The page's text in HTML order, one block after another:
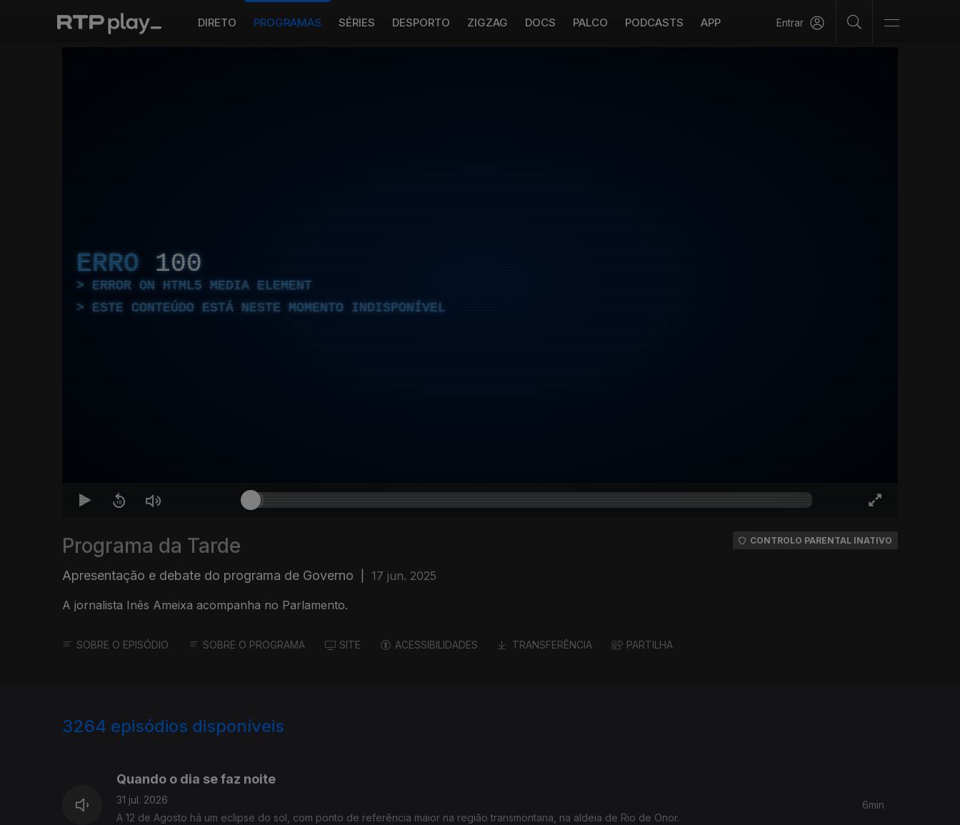
DIRETO PROGRAMAS SÉRIES DESPORTO ZIGZAG DOCS PALCO PODCASTS APP Entrar
ERRO 100
ERROR ON HTML5 MEDIA ELEMENT
ESTE CONTEÚDO ESTÁ NESTE MOMENTO INDISPONÍVEL
Programa da Tarde
Apresentação e debate do programa de Governo 17 jun. 2025
A jornalista Inês Ameixa acompanha no Parlamento.
CONTROLO PARENTAL INATIVO
SOBRE O EPISÓDIO SOBRE O PROGRAMA SITE ACESSIBILIDADES TRANSFERÊNCIA PARTILHA
3264 episódios disponíveis
Quando o dia se faz noite
31 jul. 2026
A 12 de Agosto há um eclipse do sol, com ponto de referência maior na região transmontana, na aldeia de Rio de Onor.
6min